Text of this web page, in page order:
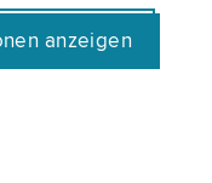
anzeigen